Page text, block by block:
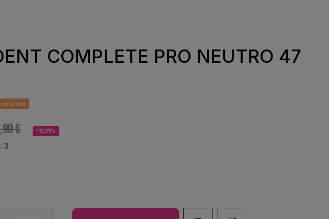
COMPLETE PRO NEUTRO 47
en stock
€ -11,11%
3